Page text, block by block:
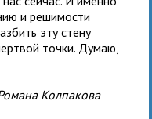
и решимости
эту стену
точки. Думаю,
Колпакова